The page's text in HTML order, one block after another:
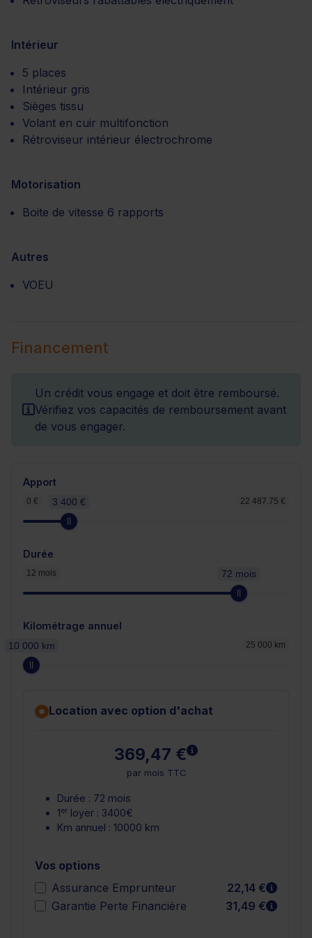
Intérieur
5 places
Intérieur gris
Sièges tissu
Volant en cuir multifonction
Rétroviseur intérieur électrochrome
Motorisation
Boite de vitesse 6 rapports
Autres
VOEU
Financement
Un crédit vous engage et doit être remboursé.
Vérifiez vos capacités de remboursement avant
de vous engager.
Apport
0 € 22 487.75 €
3 400 €
Durée
12 mois 72 mois
Kilométrage annuel
25 000 km
10 000 km
Location avec option d'achat
369,47 € En savoir plus
par mois TTC
Durée : 72 mois
1er loyer : 3400€
Km annuel : 10000 km
Vos options
Assurance Emprunteur
22,14 €
En
Garantie Perte Financière
31,49 € En